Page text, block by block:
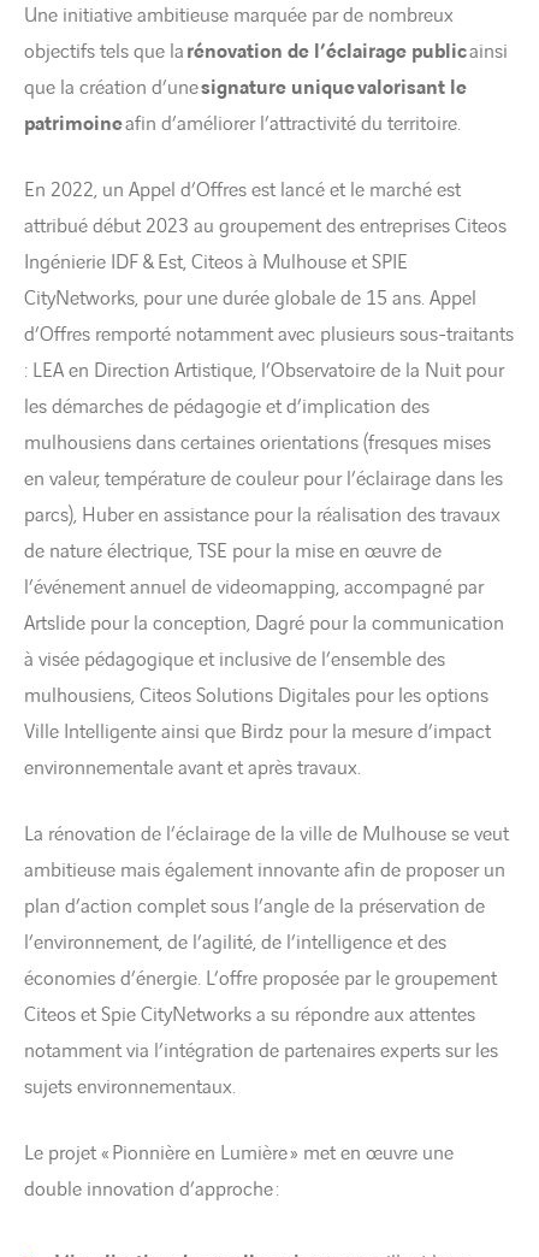
Une initiative ambitieuse marquée par de nombreux
objectifs tels que larénovation de l’éclairage publicainsi
que la création d’unesignature uniquevalorisant le
patrimoineafin d’améliorer l’attractivité du territoire.
En 2022, un Appel d’Offres est lancé et le marché est
attribué début 2023 au groupement des entreprises Citeos
Ingénierie IDF & Est, Citeos à Mulhouse et SPIE
CityNetworks, pour une durée globale de 15 ans. Appel
d’Offres remporté notamment avec plusieurs sous-traitants
: LEA en Direction Artistique, l’Observatoire de la Nuit pour
les démarches de pédagogie et d’implication des
mulhousiens dans certaines orientations (fresques mises
en valeur, température de couleur pour l’éclairage dans les
parcs), Huber en assistance pour la réalisation des travaux
de nature électrique, TSE pour la mise en œuvre de
l’événement annuel de videomapping, accompagné par
Artslide pour la conception, Dagré pour la communication
à visée pédagogique et inclusive de l’ensemble des
mulhousiens, Citeos Solutions Digitales pour les options
Ville Intelligente ainsi que Birdz pour la mesure d’impact
environnementale avant et après travaux.
La rénovation de l’éclairage de la ville de Mulhouse se veut
ambitieuse mais également innovante afin de proposer un
plan d’action complet sous l’angle de la préservation de
l’environnement, de l’agilité, de l’intelligence et des
économies d’énergie. L’offre proposée par le groupement
Citeos et Spie CityNetworks a su répondre aux attentes
notamment via l’intégration de partenaires experts sur les
sujets environnementaux.
Le projet « Pionnière en Lumière » met en œuvre une
double innovation d’approche :